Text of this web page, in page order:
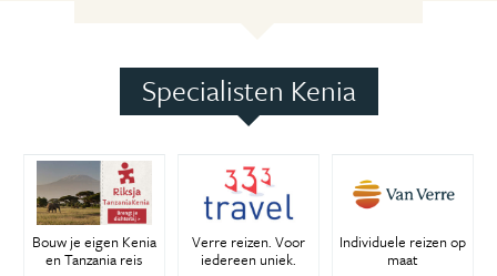
Specialisten Kenia
Bouw je eigen Kenia
en Tanzania reis
Verre reizen. Voor
iedereen uniek.
Individuele reizen op
maat